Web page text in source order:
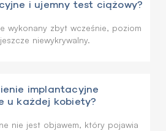
i ujemny test ciążowy?
wykonany zbyt wcześnie, poziom
niewykrywalny.
implantacyjne
u każdej kobiety?
nie jest objawem, który pojawia